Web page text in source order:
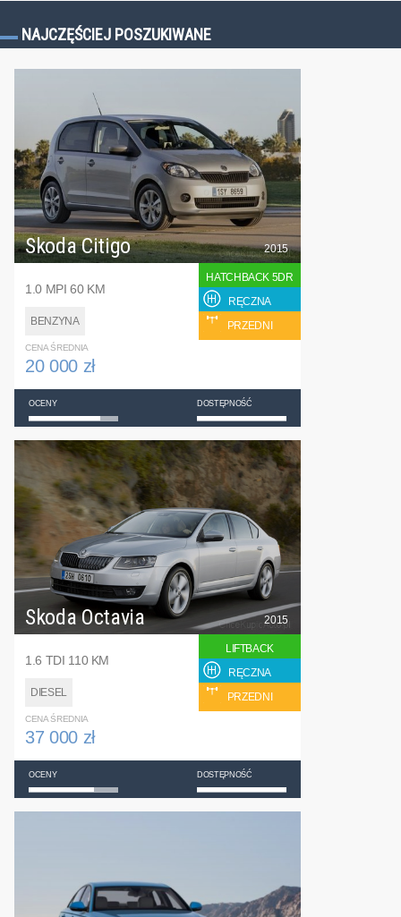
NAJCZĘŚCIEJ POSZUKIWANE
Skoda Citigo
1.0 MPI 60 KM
BENZYNA
2015
HATCHBACK 5DR
RĘCZNA
PRZEDNI
CENA ŚREDNIA
20 000 zł
OCENY DOSTĘPNOŚĆ
Skoda Octavia
1.6 TDI 110 KM
DIESEL
2015
LIFTBACK
RĘCZNA
PRZEDNI
CENA ŚREDNIA
37 000 zł
OCENY DOSTĘPNOŚĆ